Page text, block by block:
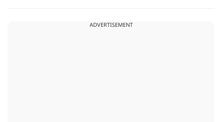
ADVERTISEMENT